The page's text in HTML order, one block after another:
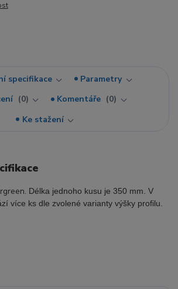
specifikace
Parametry
0 Komentáře
0
Ke stažení
Délka jednoho kusu je 350 mm. V
více ks dle zvolené varianty výšky profilu.